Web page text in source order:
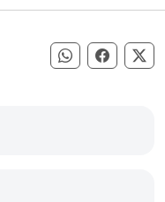
Compartir